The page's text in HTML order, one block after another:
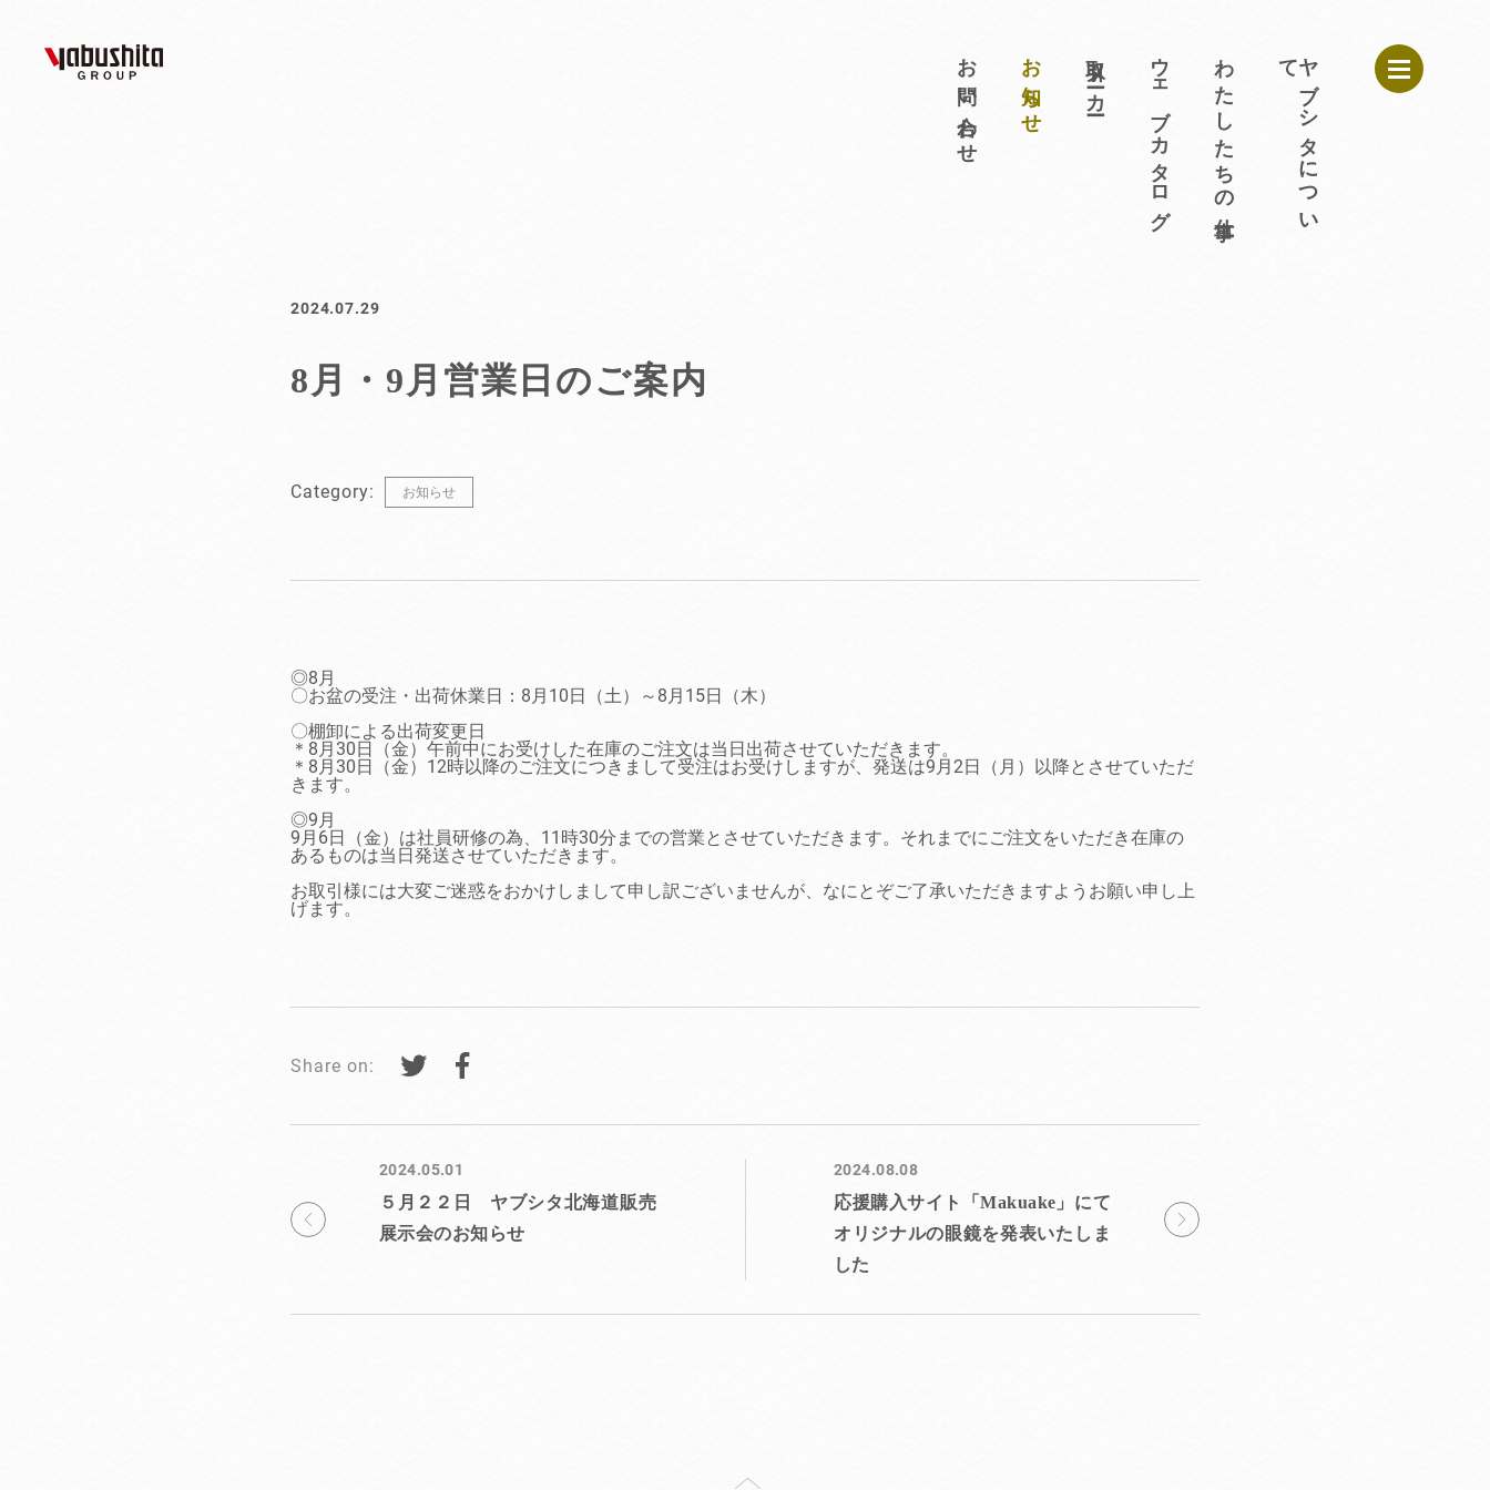
ヤブシタについて
わたしたちの仕事
ウェブカタログ
取引メーカー
お知らせ
お問い合わせ
2024.07.29
8月・9月営業日のご案内
Category: お知らせ
◎8月
〇お盆の受注・出荷休業日：8月10日（土）～8月15日（木）
〇棚卸による出荷変更日
＊8月30日（金）午前中にお受けした在庫のご注文は当日出荷させていただきます。
＊8月30日（金）12時以降のご注文につきまして受注はお受けしますが、発送は9月2日（月）以降とさせていただ
きます。
◎9月
9月6日（金）は社員研修の為、11時30分までの営業とさせていただきます。それまでにご注文をいただき在庫の
あるものは当日発送させていただきます。
お取引様には大変ご迷惑をおかけしまして申し訳ございませんが、なにとぞご了承いただきますようお願い申し上
げます。
Share on:
2024.05.01
５月２２日 ヤブシタ北海道販売展
示会のお知らせ
2024.08.08
応援購入サイト「Makuake」にてオ
リジナルの眼鏡を発表いたしました